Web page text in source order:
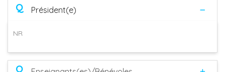
Q Président(e)
NR
Q